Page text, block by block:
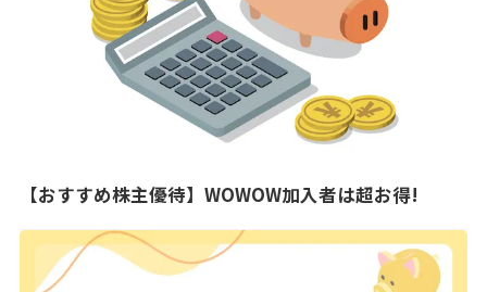
【おすすめ株主優待】WOWOW加入者は超お得!